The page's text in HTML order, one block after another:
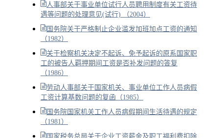
人事部关于事业单位试行人员聘用制度有关工资待
遇等问题的处理意见(试行) （2004）
国务院关于严格制止企业滥发加班加点工资的通知
（1982）
关于检察机关决定不起诉、免予起诉的原系国家职
工的被告人羁押期间工资是否补发问题的答复
（1986）
劳动人事部关于国家机关、事业单位工作人员病假
工资计算基数问题的复函（1985）
国务院国家机关工作人员病假期间生活待遇的规定
（1981）
国家税务总局关于企业工资薪金及职工福利费扣除